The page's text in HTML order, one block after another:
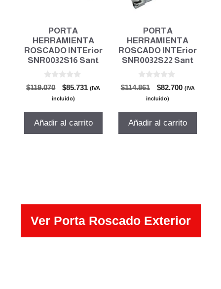
PORTA
HERRAMIENTA
ROSCADO INTErior
SNR0032S16 Sant
0
d
$119.070
El
precio
era:
$85.731 El
(IVA
incluido)
Añadir al carrito
PORTA
HERRAMIENTA
ROSCADO INTErior
SNR0032S22 Sant
0
d
$114.861
El
precio
era:
$82.700El(IVA
incluido)
Añadir al carrito
Ver Porta Roscado Exterior